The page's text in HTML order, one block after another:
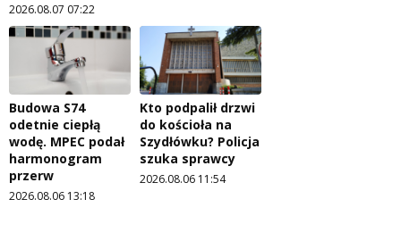
2026.08.07 07:22
Budowa S74
odetnie ciepłą
wodę. MPEC podał
harmonogram
przerw
2026.08.06 13:18
Kto podpalił drzwi
do kościoła na
Szydłówku? Policja
szuka sprawcy
2026.08.06 11:54